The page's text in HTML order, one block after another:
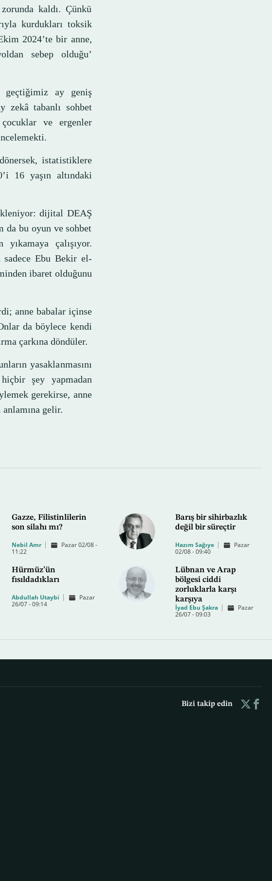
kaldı. Çünkü
kurdukları toksik
2024’te bir anne,
sebep olduğu’
geçtiğimiz ay geniş
zekâ tabanlı sohbet
ve ergenler
istatistiklere
16 yaşın altındaki
dijital DEAŞ
da bu oyun ve sohbet
çalışıyor.
Ebu Bekir el-
ibaret olduğunu
anne babalar içinse
da böylece kendi
çarkına döndüler.
yasaklanmasını
şey yapmadan
gerekirse, anne
gelir.
Gazze, Filistinlilerin
son silahı mı?
Nebil Amr
Pazar 02/08 -
11:22
Barış bir sihirbazlık
değil bir süreçtir
Hazım Sağıye
Pazar
02/08 - 09:40
Hürmüz’ün
fısıldadıkları
Abdullah Utaybi
Pazar
26/07 - 09:14
Lübnan ve Arap
bölgesi ciddi
zorluklarla karşı
karşıya
İyad Ebu Şakra
Pazar
26/07 - 09:03
Bizi takip edin